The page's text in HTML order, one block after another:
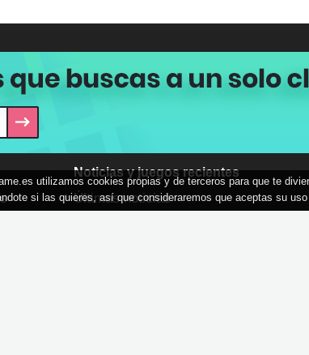
Noticias y juegos recientes
Últimas noticias
utilizamos cookies propias y de terceros para que te
si las quieres, así que consideraremos que aceptas su